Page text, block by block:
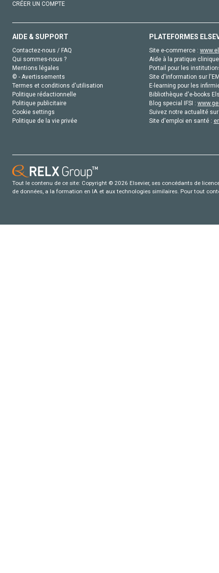
CRÉER UN COMPTE
AIDE & SUPPORT
Contactez-nous / FAQ
Qui sommes-nous ?
Mentions légales
© - Avertissements
Termes et conditions d'utilisation
Politique rédactionnelle
Politique publicitaire
Cookie settings
Politique de la vie privée
PLATEFORMES
Site e-commerce :
Aide à la pratique
Portail pour les
Site d'information sur
E-learning pour les
Bibliothèque d'e-books
Blog special IFSI :
Suivez notre actualité
Site d'emploi en santé :
Tout le contenu de ce site: Copyright © 2026 Elsevier, ses concédants de
de données, a la formation en IA et aux technologies similaires. Pour tout